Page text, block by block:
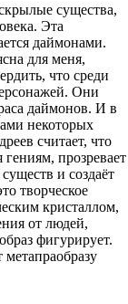
существа,
Эта
даймонами.
для меня,
что среди
Они
даймонов. И в
некоторых
считает, что
прозревает
и создаёт
творческое
кристаллом,
от людей,
фигурирует.